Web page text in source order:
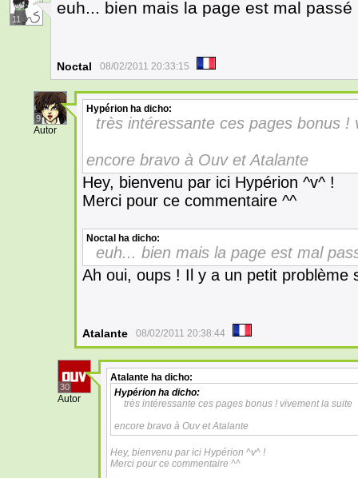
11
euh... bien mais la page est mal passé
Noctal 08/02/2011 20:33:15
9
Autor
Hypérion ha dicho:
très intéressante ces pages bonus !
encore bravo à Ouv et Atalante
Hey, bienvenu par ici Hypérion ^v^ !
Merci pour ce commentaire ^^
Noctal ha dicho:
euh... bien mais la page est mal
Ah oui, oups ! Il y a un petit problème
Atalante 08/02/2011 20:38:44
30
Autor
Atalante ha dicho:
Hypérion ha dicho:
très intéressante ces pages bonus ! vivement la suite
encore bravo à Ouv et Atalante
Hey, bienvenu par ici Hypérion ^v^ !
Merci pour ce commentaire ^^